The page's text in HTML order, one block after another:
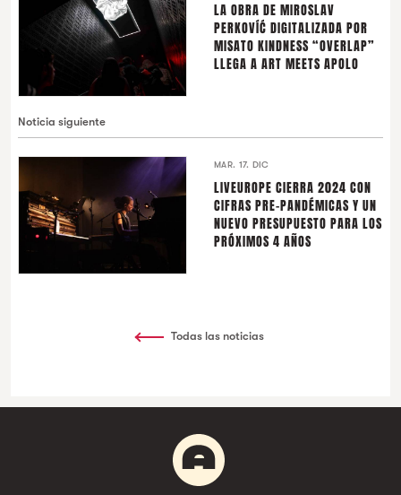
LA OBRA DE MIROSLAV
PERKOVÍĆ DIGITALIZADA POR
MISATO KINDNESS “OVERLAP”
LLEGA A ART MEETS APOLO
Noticia siguiente
MAR. 17. DIC
LIVEUROPE CIERRA 2024 CON
CIFRAS PRE-PANDÉMICAS Y UN
NUEVO PRESUPUESTO PARA LOS
PRÓXIMOS 4 AÑOS
Todas las noticias